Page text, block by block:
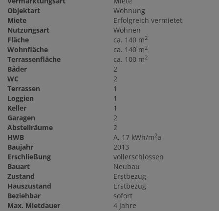
Objektart
Wohnung
Miete
Erfolgreich vermietet
Nutzungsart
Wohnen
Fläche
ca. 140 m2
Wohnfläche ca. 140 m2
Terrassenfläche ca. 100 m2
Bäder
2
WC
2
Terrassen
1
Loggien
1
Keller
1
Garagen
2
Abstellräume
2
HWB
A, 17 kWh/m2a
Baujahr
2013
Erschließung
vollerschlossen
Bauart
Neubau
Zustand
Erstbezug
Hauszustand
Erstbezug
Beziehbar
sofort
Max. Mietdauer
4 Jahre